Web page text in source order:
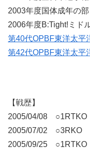
2003年度国体成年の
2006年度B:Tight!ミド
第40代OPBF東洋太平
第42代OPBF東洋太平
【戦歴】
2005/04/08 ○1RTKO
2005/07/02 ○3RKO
2005/09/25